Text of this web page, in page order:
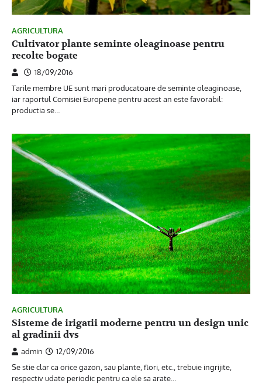
AGRICULTURA
Cultivator plante seminte oleaginoase pentru
recolte bogate
18/09/2016
Tarile membre UE sunt mari producatoare de seminte oleaginoase,
iar raportul Comisiei Europene pentru acest an este favorabil:
productia se…
AGRICULTURA
Sisteme de irigatii moderne pentru un design unic
al gradinii dvs
admin
12/09/2016
Se stie clar ca orice gazon, sau plante, flori, etc., trebuie ingrijite,
respectiv udate periodic pentru ca ele sa arate…